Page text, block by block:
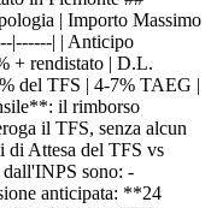
| Importo Massimo
|------| | Anticipo
+ rendistato | D.L.
del TFS | 4-7% TAEG |
il rimborso
il TFS, senza alcun
di Attesa del TFS vs
sono: -
anticipata: **24